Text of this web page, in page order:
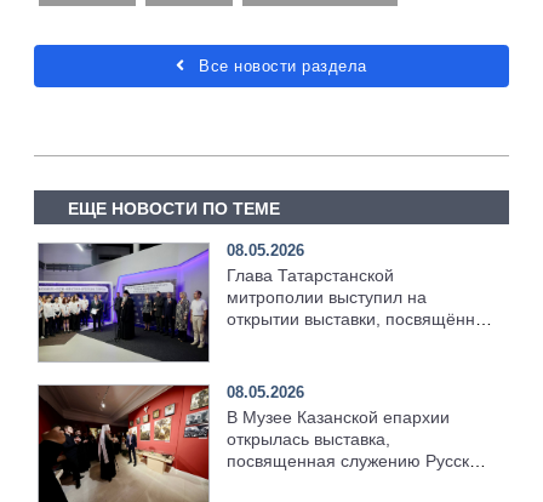
Все новости раздела
ЕЩЕ НОВОСТИ ПО ТЕМЕ
08.05.2026
Глава Татарстанской
митрополии выступил на
открытии выставки, посвящённой
08.05.2026
В Музее Казанской епархии
открылась выставка,
посвященная служению Русской